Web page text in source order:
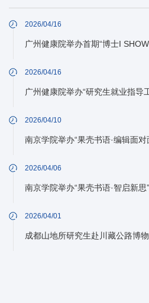
2026/04/16
广州健康院举办首期“博士I
2026/04/16
广州健康院举办“研究生就业指导
2026/04/10
南京学院举办“果壳书语·编辑面对
2026/04/06
南京学院举办“果壳书语·智启新思
2026/04/01
成都山地所研究生赴川藏公路博